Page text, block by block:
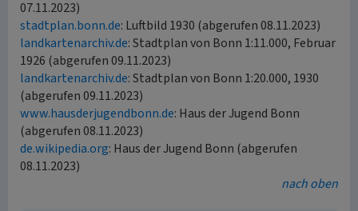
07.11.2023)
stadtplan.bonn.de: Luftbild 1930 (abgerufen 08.11.2023)
landkartenarchiv.de: Stadtplan von Bonn 1:11.000, Februar
1926 (abgerufen 09.11.2023)
landkartenarchiv.de: Stadtplan von Bonn 1:20.000, 1930
(abgerufen 09.11.2023)
www.hausderjugendbonn.de: Haus der Jugend Bonn
(abgerufen 08.11.2023)
de.wikipedia.org: Haus der Jugend Bonn (abgerufen
08.11.2023)
nach oben